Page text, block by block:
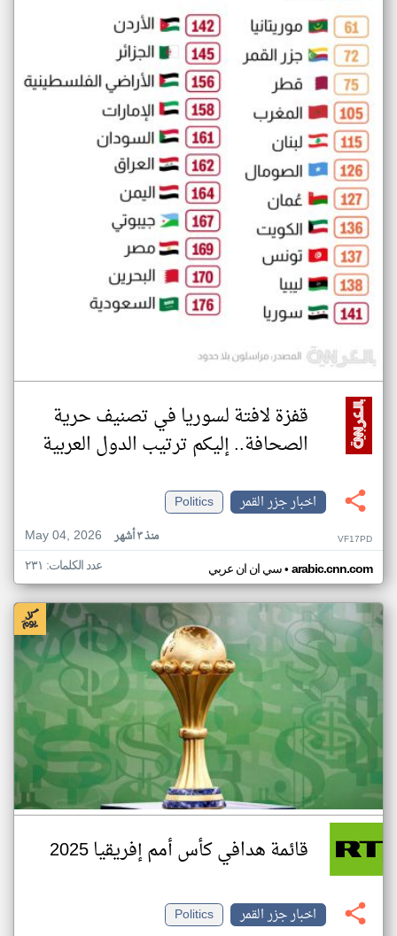
قفزة لافتة لسوريا في تصنيف حرية
الصحافة.. إليكم ترتيب الدول العربية
اخبار جزر القمر
Politics
May 04, 2026
منذ ٣ أشهر VF17PD
سي ان ان عربي• arabic.cnn.com عدد الكلمات: ٢٣١
قائمة هدافي كأس أمم إفريقيا 2025
اخبار جزر القمر
Politics